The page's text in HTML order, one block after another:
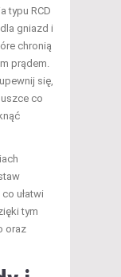
typu RCD
gniazd i
chronią
prądem.
się,
co
ułatwi
tym
oraz